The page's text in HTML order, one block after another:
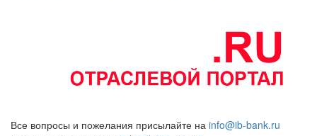
Все вопросы и пожелания присылайте на info@ib-bank.ru